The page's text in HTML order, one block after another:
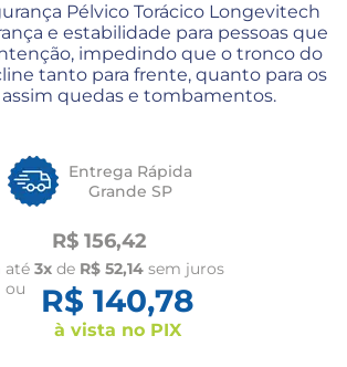
Pélvico Torácico Longevitech
e estabilidade para pessoas que
impedindo que o tronco do
tanto para frente, quanto para os
quedas e tombamentos.
Entrega Rápida
Grande SP
R$ 156,42
até 3xde R$ 52,14sem juros
ou
R$ 140,78
à vista no PIX